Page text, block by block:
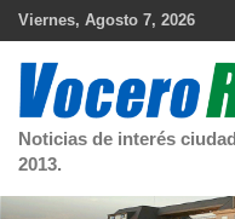
Skip
Viernes, Agosto 7, 2026
Noticias de interés
2013.